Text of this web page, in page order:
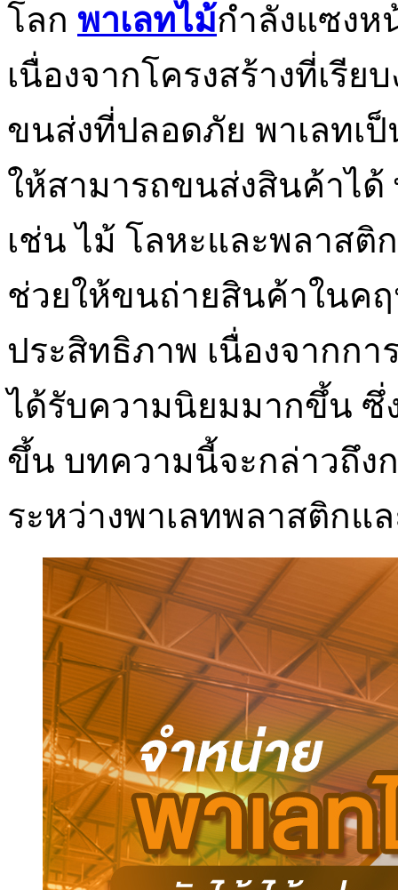
โลก พาเลทไม้กำลังแซงห
เนื่องจากโครงสร้างที่เรี
ขนส่งที่ปลอดภัย พาเลทเ
ให้สามารถขนส่งสินค้าไ
เช่น ไม้ โลหะและพลาสติ
ช่วยให้ขนถ่ายสินค้าในค
ประสิทธิภาพ เนื่องจากก
ได้รับความนิยมมากขึ้น ซึ่
ขึ้น บทความนี้จะกล่าวถึง
ระหว่างพาเลทพลาสติกแ